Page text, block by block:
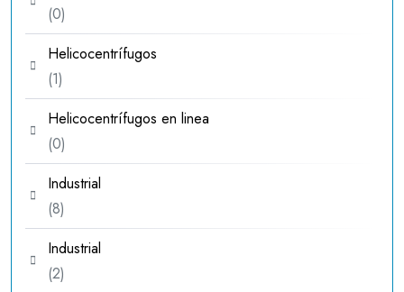
00
productos
Helicocentrífugos
11
producto
Helicocentrífugos en linea
00
productos
Industrial
88
productos
Industrial
22